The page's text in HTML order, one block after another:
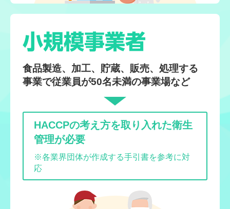
小規模事業者
食品製造、加工、貯蔵、販売、処理する
事業で従業員が50名未満の事業場など
HACCPの考え方を取り入れた衛生
管理が必要
※各業界団体が作成する手引書を参考に対
応